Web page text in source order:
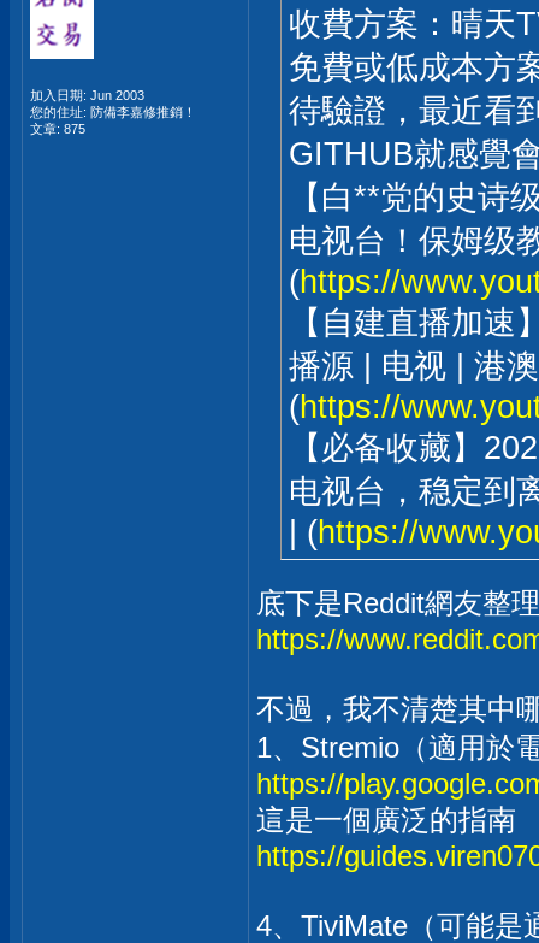
加入日期: Jun 2003
您的住址: 防備李嘉修推銷！
文章: 875
收費方案：晴天
免費或低成本方
待驗證，最近看
GITHUB就感覺
【白**党的史诗
电视台！保姆级
(https://
【自建直播加
播源 | 电视 | 港
(https://
【必备收藏】
电视台，稳定到
| (https://
底下是Reddit網友整
https://
不過，我不清楚其中
1、Stremio（適用於
https://
這是一個廣泛的指南
https://
4、TiviMate（可能是